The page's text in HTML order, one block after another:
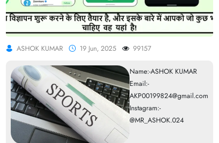
ASHOK KUMAR 19 Jun, 2025 99157
Name:-ASHOK KUMAR
Email:-
AKP00199824@gmail.com
Instagram:-
@MR_ASHOK.024